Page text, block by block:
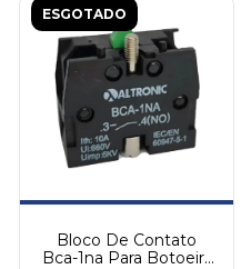
ESGOTADO
Bloco De Contato
Bca-1na Para Botoeira